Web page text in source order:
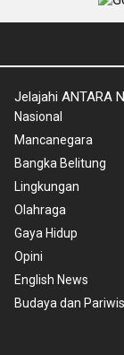
Jelajahi ANTARA
Nasional
Mancanegara
Bangka Belitung
Lingkungan
Olahraga
Gaya Hidup
Opini
English News
Budaya dan